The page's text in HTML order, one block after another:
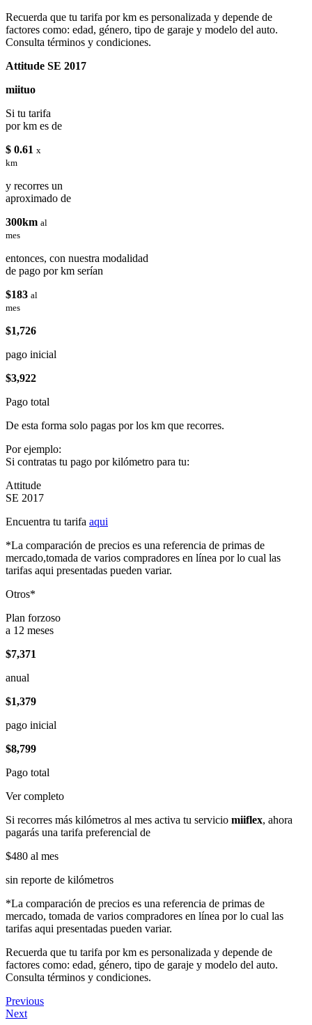
Recuerda que tu tarifa por km es personalizada y depende de
factores como: edad, género, tipo de garaje y modelo del auto.
Consulta términos y condiciones.
Attitude SE 2017
miituo
Si tu tarifa
por km es de
$ 0.61 x
km
y recorres un
aproximado de
300km al
mes
entonces, con nuestra modalidad
de pago por km serían
$183 al
mes
$1,726
pago inicial
$3,922
Pago total
De esta forma solo pagas por los km que recorres.
Por ejemplo:
Si contratas tu pago por kilómetro para tu:
Attitude
SE 2017
Encuentra tu tarifa aqui
*La comparación de precios es una referencia de primas de
mercado,tomada de varios compradores en línea por lo cual las
tarifas aqui presentadas pueden variar.
Otros*
Plan forzoso
a 12 meses
$7,371
anual
$1,379
pago inicial
$8,799
Pago total
Ver completo
Si recorres más kilómetros al mes activa tu servicio miiflex, ahora
pagarás una tarifa preferencial de
$480 al mes
sin reporte de kilómetros
*La comparación de precios es una referencia de primas de
mercado, tomada de varios compradores en línea por lo cual las
tarifas aqui presentadas pueden variar.
Recuerda que tu tarifa por km es personalizada y depende de
factores como: edad, género, tipo de garaje y modelo del auto.
Consulta términos y condiciones.
Previous
Next